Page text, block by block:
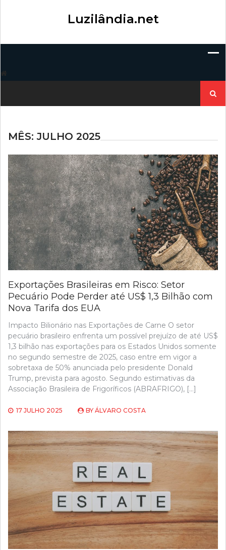
Luzilândia.net
por:
MÊS:JULHO 2025
Exportações Brasileiras em Risco: Setor
Pecuário Pode Perder até US$ 1,3 Bilhão com
Nova Tarifa dos EUA
Impacto Bilionário nas Exportações de Carne O setor
pecuário brasileiro enfrenta um possível prejuízo de até US$
1,3 bilhão nas exportações para os Estados Unidos somente
no segundo semestre de 2025, caso entre em vigor a
sobretaxa de 50% anunciada pelo presidente Donald
Trump, prevista para agosto. Segundo estimativas da
Associação Brasileira de Frigoríficos (ABRAFRIGO), […]
17 JULHO 2025 BY ÁLVARO COSTA